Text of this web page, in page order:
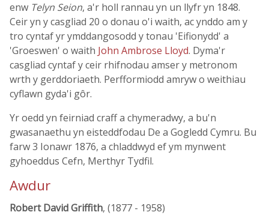
enw Telyn Seion, a'r holl rannau yn un llyfr yn 1848.
Ceir yn y casgliad 20 o donau o'i waith, ac ynddo am y
tro cyntaf yr ymddangosodd y tonau 'Eifionydd' a
'Groeswen' o waith John Ambrose Lloyd. Dyma'r
casgliad cyntaf y ceir rhifnodau amser y metronom
wrth y gerddoriaeth. Perfformiodd amryw o weithiau
cyflawn gyda'i gôr.
Yr oedd yn feirniad craff a chymeradwy, a bu'n
gwasanaethu yn eisteddfodau De a Gogledd Cymru. Bu
farw 3 Ionawr 1876, a chladdwyd ef ym mynwent
gyhoeddus Cefn, Merthyr Tydfil.
Awdur
Robert David Griffith, (1877 - 1958)